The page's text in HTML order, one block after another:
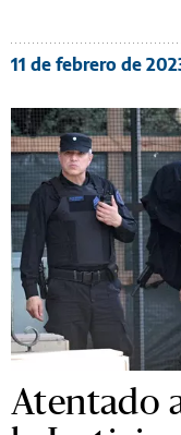
11 de febrero de
Atentado